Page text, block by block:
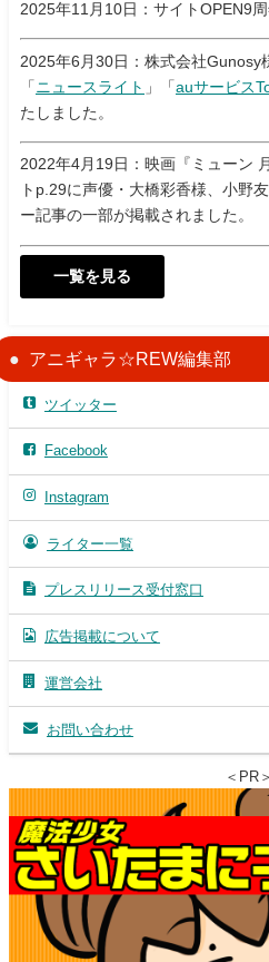
2025年11月10日：サイトOPEN9周
2025年6月30日：株式会社Gunosy
「 ニュースライト 」「auサービス
たしました。
2022年4月19日：映画『ミューン
トp.29に声優・大橋彩香様、小野
ー記事の一部が掲載されました。
一覧を見る
アニギャラ☆REW編集部
ツイッター
Facebook
Instagram
ライター一覧
プレスリリース受付窓口
広告掲載について
運営会社
お問い合わせ
＜PR＞